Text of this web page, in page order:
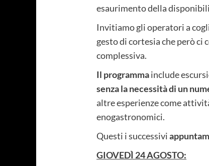
esaurimento della
Invitiamo gli operatori a
gesto di cortesia che però
complessiva.
Il programmainclude
senza la necessità di un
altre esperienze come
enogastronomici.
Questi i successivi
GIOVEDÌ 24 AGOSTO: